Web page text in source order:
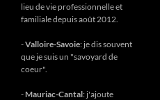
lieu de vie professionnelle et
familiale depuis août 2012.
-Valloire-Savoie: je dis souvent
que je suis un "savoyard de
coeur".
- Mauriac-Cantal: j'ajoute